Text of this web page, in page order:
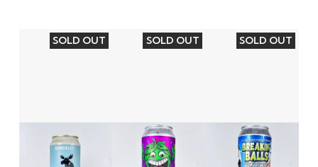
SOLD OUT SOLD OUT SOLD OUT